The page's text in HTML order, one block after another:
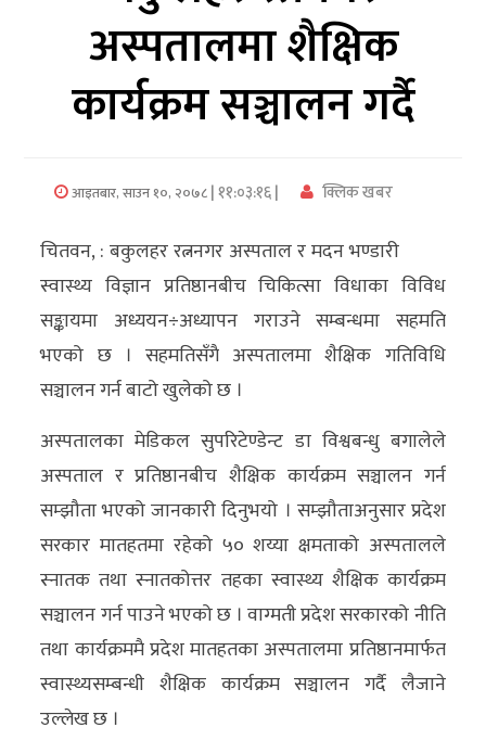
वाणिज्य
विज्ञान
प्रविधि
अन्तरर्वार्ता
विचार/
ब्लग
रोचक
अन्य
क्लिक
खबर
विशेष
राशिफल
अस्पतालमा शैक्षिक
कार्यक्रम सञ्चालन गर्दै
आइतबार, साउन १०, २०७८| ११:०३:१६ | क्लिक खबर
चितवन, : बकुलहर रत्ननगर अस्पताल र मदन भण्डारी
स्वास्थ्य विज्ञान प्रतिष्ठानबीच चिकित्सा विधाका विविध
सङ्कायमा अध्ययन÷अध्यापन गराउने सम्बन्धमा सहमति
भएको छ । सहमतिसँगै अस्पतालमा शैक्षिक गतिविधि
सञ्चालन गर्न बाटो खुलेको छ ।
अस्पतालका मेडिकल सुपरिटेण्डेन्ट डा विश्वबन्धु बगालेले
अस्पताल र प्रतिष्ठानबीच शैक्षिक कार्यक्रम सञ्चालन गर्न
सम्झौता भएको जानकारी दिनुभयो । सम्झौताअनुसार प्रदेश
सरकार मातहतमा रहेको ५० शय्या क्षमताको अस्पतालले
स्नातक तथा स्नातकोत्तर तहका स्वास्थ्य शैक्षिक कार्यक्रम
सञ्चालन गर्न पाउने भएको छ । वाग्मती प्रदेश सरकारको नीति
तथा कार्यक्रममै प्रदेश मातहतका अस्पतालमा प्रतिष्ठानमार्फत
स्वास्थ्यसम्बन्धी शैक्षिक कार्यक्रम सञ्चालन गर्दै लैजाने
उल्लेख छ ।